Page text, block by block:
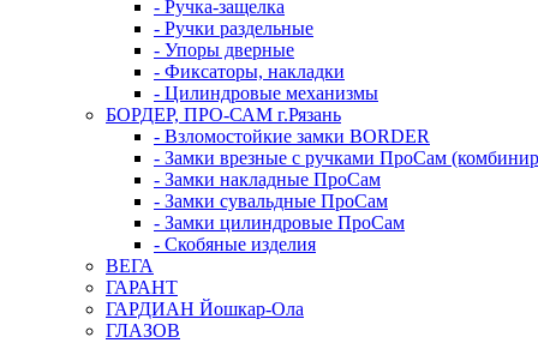
- Ручка-защелка
- Ручки раздельные
- Упоры дверные
- Фиксаторы, накладки
- Цилиндровые механизмы
БОРДЕР, ПРО-САМ г.Рязань
- Взломостойкие замки BORDER
- Замки врезные с ручками ПроСам
- Замки накладные ПроСам
- Замки сувальдные ПроСам
- Замки цилиндровые ПроСам
- Скобяные изделия
ВЕГА
ГАРАНТ
ГАРДИАН Йошкар-Ола
ГЛАЗОВ